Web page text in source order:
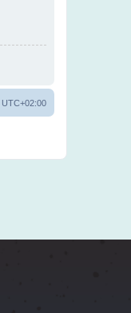
UTC+02:00